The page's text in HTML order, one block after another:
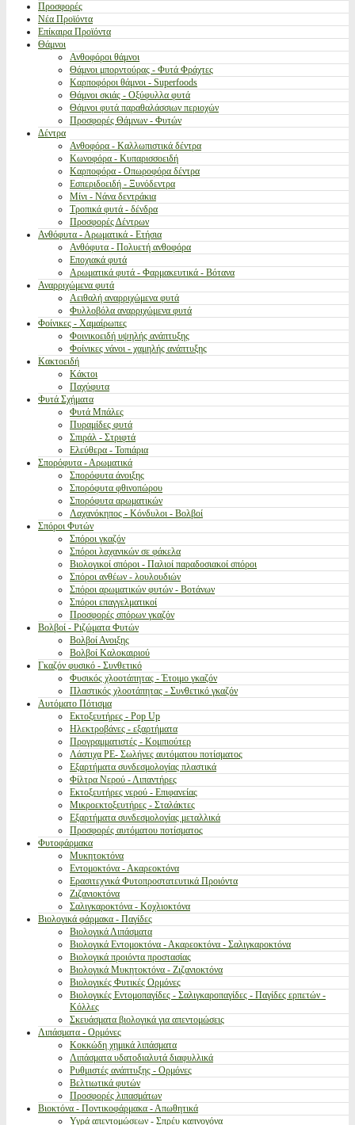
Προσφορές
Νέα Προϊόντα
Επίκαιρα Προϊόντα
Θάμνοι
Ανθοφόροι θάμνοι
Θάμνοι μπορντούρας - Φυτά Φράχτες
Καρποφόροι θάμνοι - Superfoods
Θάμνοι σκιάς - Οξύφυλλα φυτά
Θάμνοι φυτά παραθαλάσσιων περιοχών
Προσφορές Θάμνων - Φυτών
Δέντρα
Ανθοφόρα - Καλλωπιστικά δέντρα
Κωνοφόρα - Κυπαρισσοειδή
Καρποφόρα - Οπωροφόρα δέντρα
Εσπεριδοειδή - Ξυνόδεντρα
Μίνι - Νάνα δεντράκια
Τροπικά φυτά - δένδρα
Προσφορές Δέντρων
Ανθόφυτα - Αρωματικά - Ετήσια
Ανθόφυτα - Πολυετή ανθοφόρα
Εποχιακά φυτά
Αρωματικά φυτά - Φαρμακευτικά - Βότανα
Αναρριχώμενα φυτά
Αειθαλή αναρριχώμενα φυτά
Φυλλοβόλα αναρριχώμενα φυτά
Φοίνικες - Χαμαίρωπες
Φοινικοειδή υψηλής ανάπτυξης
Φοίνικες νάνοι - χαμηλής ανάπτυξης
Κακτοειδή
Κάκτοι
Παχύφυτα
Φυτά Σχήματα
Φυτά Μπάλες
Πυραμίδες φυτά
Σπιράλ - Στριφτά
Ελεύθερα - Τοπιάρια
Σπορόφυτα - Αρωματικά
Σπορόφυτα άνοιξης
Σπορόφυτα φθινοπώρου
Σπορόφυτα αρωματικών
Λαχανόκηπος - Κόνδυλοι - Βολβοί
Σπόροι Φυτών
Σπόροι γκαζόν
Σπόροι λαχανικών σε φάκελα
Βιολογικοί σπόροι - Παλιοί παραδοσιακοί σπόροι
Σπόροι ανθέων - λουλουδιών
Σπόροι αρωματικών φυτών - Βοτάνων
Σπόροι επαγγελματικοί
Προσφορές σπόρων γκαζόν
Βολβοί - Ριζώματα Φυτών
Βολβοί Ανοιξης
Βολβοί Καλοκαιριού
Γκαζόν φυσικό - Συνθετικό
Φυσικός χλοοτάπητας - Έτοιμο γκαζόν
Πλαστικός χλοοτάπητας - Συνθετικό γκαζόν
Αυτόματο Πότισμα
Εκτοξευτήρες - Pop Up
Ηλεκτροβάνες - εξαρτήματα
Προγραμματιστές - Κομπιούτερ
Λάστιχα PE- Σωλήνες αυτόματου ποτίσματος
Εξαρτήματα συνδεσμολογίας πλαστικά
Φίλτρα Νερού - Λιπαντήρες
Εκτοξευτήρες νερού - Επιφανείας
Μικροεκτοξευτήρες - Σταλάκτες
Εξαρτήματα συνδεσμολογίας μεταλλικά
Προσφορές αυτόματου ποτίσματος
Φυτοφάρμακα
Μυκητοκτόνα
Εντομοκτόνα - Ακαρεοκτόνα
Ερασιτεχνικά Φυτοπροστατευτικά Προιόντα
Ζιζανιοκτόνα
Σαλιγκαροκτόνα - Κοχλιοκτόνα
Βιολογικά φάρμακα - Παγίδες
Βιολογικά Λιπάσματα
Βιολογικά Εντομοκτόνα - Ακαρεοκτόνα - Σαλιγκαροκτόνα
Βιολογικά προιόντα προστασίας
Βιολογικά Μυκητοκτόνα - Ζιζανιοκτόνα
Βιολογικές Φυτικές Ορμόνες
Βιολογικές Εντομοπαγίδες - Σαλιγκαροπαγίδες - Παγίδες ερπετών -
Κόλλες
Σκευάσματα βιολογικά για απεντομώσεις
Λιπάσματα - Ορμόνες
Κοκκώδη χημικά λιπάσματα
Λιπάσματα υδατοδιαλυτά διαφυλλικά
Ρυθμιστές ανάπτυξης - Ορμόνες
Βελτιωτικά φυτών
Προσφορές λιπασμάτων
Βιοκτόνα - Ποντικοφάρμακα - Απωθητικά
Υγρά απεντομώσεων - Σπρέυ καπνογόνα